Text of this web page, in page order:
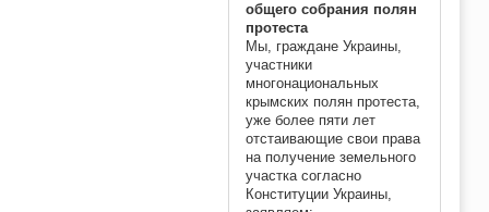
общего собрания полян
протеста
Мы, граждане Украины,
участники
многонациональных
крымских полян протеста,
уже более пяти лет
отстаивающие свои права
на получение земельного
участка согласно
Конституции Украины,